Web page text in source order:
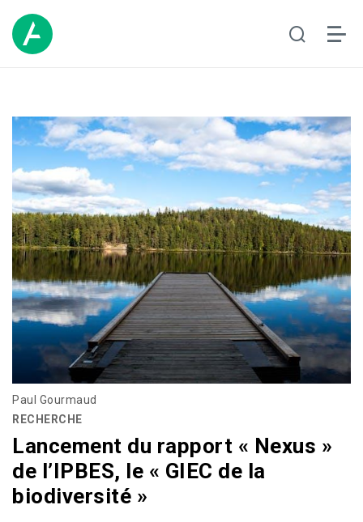
Paul Gourmaud
RECHERCHE
Lancement du rapport « Nexus »
de l’IPBES, le « GIEC de la
biodiversité »